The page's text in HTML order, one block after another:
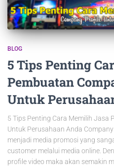
BLOG
5 Tips Penting
Pembuatan
Untuk
5 Tips Penting Cara Memilih Jasa
Untuk Perusahaan Anda
menjadi media promosi yang
customer melalui media online.
profile video maka akan semakin